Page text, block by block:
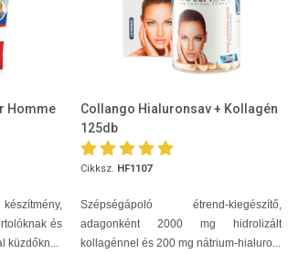
Homme
és
küzdőkn...
Collango Hialuronsav + Kollagén
125db
Cikksz. HF1107
Szépségápoló étrend-kiegészítő,
adagonként 2000 mg hidrolizált
kollagénnel és 200 mg nátrium-hialuro...